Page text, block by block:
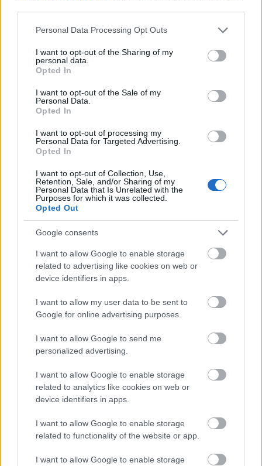
Please note that this website/app uses one or more Google
not limited to your visit or usage behaviour. You may click to
grant or deny consent to Google and its third-party tags to
use your data for below specified purposes in below Google
consent section.
Personal Data Processing Opt Outs
I want to opt-out of the Sharing of my
personal data.
Opted In
I want to opt-out of the Sale of my
Personal Data.
Opted In
I want to opt-out of processing my
Personal Data for Targeted Advertising.
Opted In
I want to opt-out of Collection, Use,
Retention, Sale, and/or Sharing of my
Personal Data that Is Unrelated with the
Purposes for which it was collected.
Opted Out
Google consents
I want to allow Google to enable storage
related to advertising like cookies on web or
device identifiers in apps.
I want to allow my user data to be sent to
Google for online advertising purposes.
I want to allow Google to send me
personalized advertising.
I want to allow Google to enable storage
related to analytics like cookies on web or
device identifiers in apps.
I want to allow Google to enable storage
related to functionality of the website or app.
I want to allow Google to enable storage
Fesztbaum Béla
- A karácsonyi időszakban a színészek
mindennapjai is valamelyest elcsendesülnek?
- Éppen ellenkezőleg, hiszen míg a karácsonyi
ünnepkör másoknak pihenést és elcsendesedést
jelent, addig a színházi embereknek ez többnyire a
munkáról szól. December 25-én és 26-án is játszunk,
a két ünnep között is vannak fellépéseink, nem ritkán
dupla előadások, tehát valójában ez extrán
megfeszített időszak a színészek számára.
- A színház a színész második otthona, a társulat
Hogyan zajlik a közös ünneplés?
családias jellegű ünneplésre. Valamivel talán
hosszabban maradunk egymással a társalgóban
előadás után, de itt azért mindenki magánember is,
szeretteinkhez. A színházban sok a januári születésű,
ezért némileg eltolva, ilyenkor szoktuk
megünnepelni a Karácsonyt is.